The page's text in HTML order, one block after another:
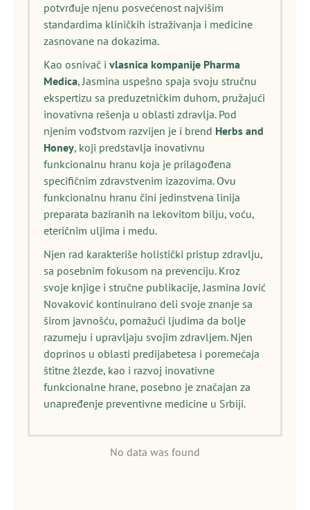
potvrđuje njenu posvećenost najvišim
standardima kliničkih istraživanja i medicine
zasnovane na dokazima.
Kao osnivač i vlasnica kompanije Pharma
Medica, Jasmina uspešno spaja svoju stručnu
ekspertizu sa preduzetničkim duhom, pružajući
inovativna rešenja u oblasti zdravlja. Pod
njenim vođstvom razvijen je i brend Herbs and
Honey, koji predstavlja inovativnu
funkcionalnu hranu koja je prilagođena
specifičnim zdravstvenim izazovima. Ovu
funkcionalnu hranu čini jedinstvena linija
preparata baziranih na lekovitom bilju, voću,
eteričnim uljima i medu.
Njen rad karakteriše holistički pristup zdravlju,
sa posebnim fokusom na prevenciju. Kroz
svoje knjige i stručne publikacije, Jasmina Jović
Novaković kontinuirano deli svoje znanje sa
širom javnošću, pomažući ljudima da bolje
razumeju i upravljaju svojim zdravljem. Njen
doprinos u oblasti predijabetesa i poremećaja
štitne žlezde, kao i razvoj inovativne
funkcionalne hrane, posebno je značajan za
unapređenje preventivne medicine u Srbiji.
No data was found